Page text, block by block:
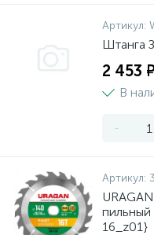
Артикул:
Штанга
2 453
В
-
Артикул:
16_z01}